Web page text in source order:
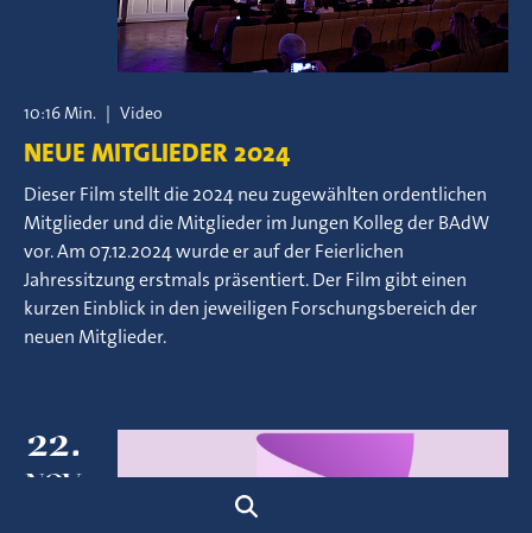
search
10:16 Min. | Video
NEUE MITGLIEDER 2024
Dieser Film stellt die 2024 neu zugewählten ordentlichen
Mitglieder und die Mitglieder im Jungen Kolleg der BAdW
vor. Am 07.12.2024 wurde er auf der Feierlichen
Jahressitzung erstmals präsentiert. Der Film gibt einen
kurzen Einblick in den jeweiligen Forschungsbereich der
neuen Mitglieder.
22.
NOV